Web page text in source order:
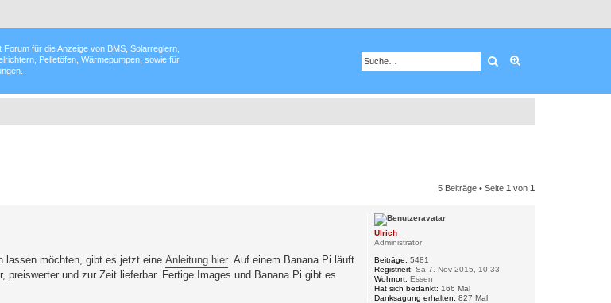
Forum für die Anzeige von BMS, Solarreglern,
Pelletöfen, Wärmepumpen, sowie für
Suche
5 Beiträge • Seite 1 von 1
Ulrich
Administrator
Beiträge: 5481
Registriert: Sa 7. Nov 2015, 10:33
Wohnort: Essen
Hat sich bedankt: 166 Mal
Danksagung erhalten: 827 Mal
lassen möchten, gibt es jetzt eine Anleitung hier. Auf einem Banana Pi läuft
und zur Zeit lieferbar. Fertige Images und Banana Pi gibt es